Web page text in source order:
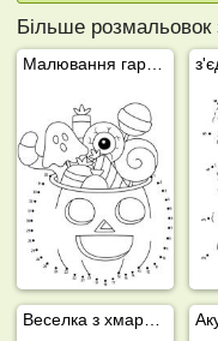
Більше розмальовок